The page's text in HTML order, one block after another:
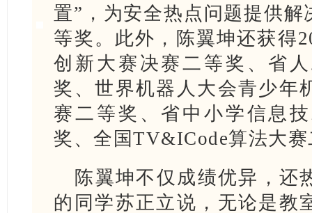
置”，为安全热点问题提供
等奖。此外，陈翼坤还获得
创新大赛决赛二等奖、省
奖、世界机器人大会青少年
赛二等奖、省中小学信息
奖、全国TV&ICode算法大
陈翼坤不仅成绩优异，还
的同学苏正立说，无论是教